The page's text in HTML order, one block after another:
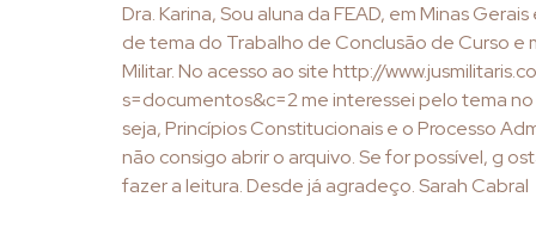
Dra. Karina, Sou aluna da FEAD, em Minas
de tema do Trabalho de Conclusão de Curso e
Militar. No acesso ao site http://
s=documentos&c=2 me interessei pelo tema
seja, Princípios Constitucionais e o Processo
não consigo abrir o arquivo. Se for possível, g
fazer a leitura. Desde já agradeço. Sarah Cabral